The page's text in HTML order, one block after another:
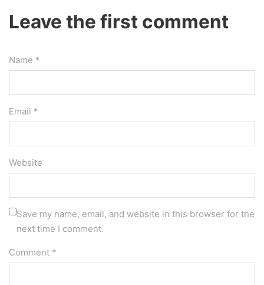
Leave the first comment
Name *
Email *
Website
Save my name, email, and website in this browser for the
next time I comment.
Comment *